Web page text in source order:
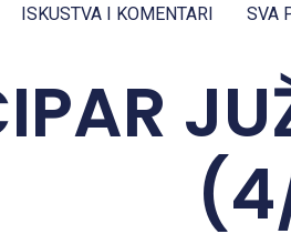
ISKUSTVA I KOMENTARI SVA